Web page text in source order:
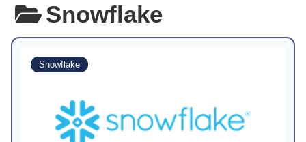
Snowflake
Snowflake